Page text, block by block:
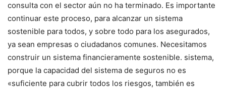
consulta con el sector aún no ha terminado. Es importante
continuar este proceso, para alcanzar un sistema
sostenible para todos, y sobre todo para los asegurados,
ya sean empresas o ciudadanos comunes. Necesitamos
construir un sistema financieramente sostenible. sistema,
porque la capacidad del sistema de seguros no es
«suficiente para cubrir todos los riesgos, también es